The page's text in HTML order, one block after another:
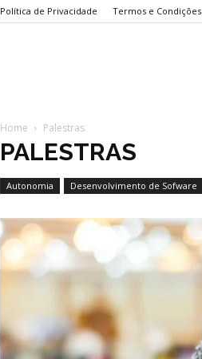
Política de Privacidade Termos e Condições
Home Palestras
PALESTRAS
Autonomia Desenvolvimento de Sofware